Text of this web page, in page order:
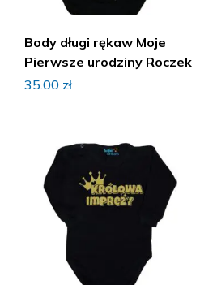
Body długi rękaw Moje
Pierwsze urodziny Roczek
35.00 zł